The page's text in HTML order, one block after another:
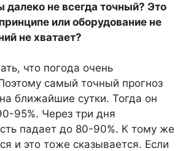
далеко не всегда точный? Это
или оборудование не
не хва­тает?
что пого­да очень
самый точный прогноз
ближайшие сутки. Тогда он
95%. Через три дня
падает до 80-90%. К тому же
и это тоже ска­зывается. Если